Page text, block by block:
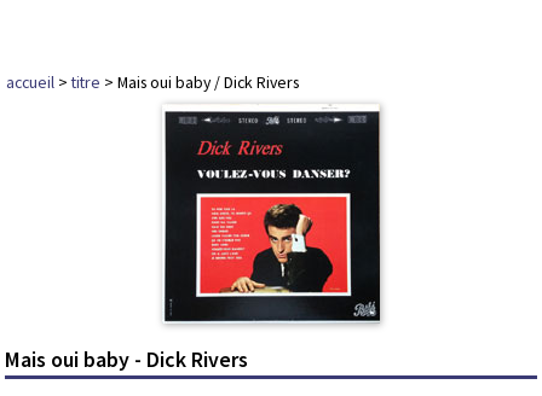
accueil >titre > Mais oui baby / Dick Rivers
Mais oui baby - Dick Rivers